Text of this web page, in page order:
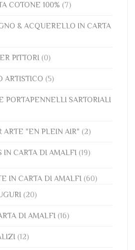
COTONE 100% (7)
& ACQUERELLO IN CARTA
PITTORI (0)
ARTISTICO (5)
PORTAPENNELLI SARTORIALI
ARTE "EN PLEIN AIR" (2)
IN CARTA DI AMALFI (19)
IN CARTA DI AMALFI (60)
(20)
DI AMALFI (16)
(12)